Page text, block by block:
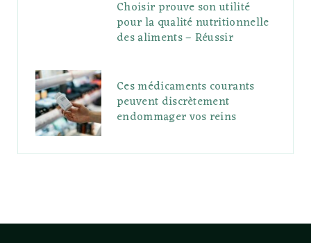
Choisir prouve son utilité
pour la qualité nutritionnelle
des aliments – Réussir
Ces médicaments courants
peuvent discrètement
endommager vos reins